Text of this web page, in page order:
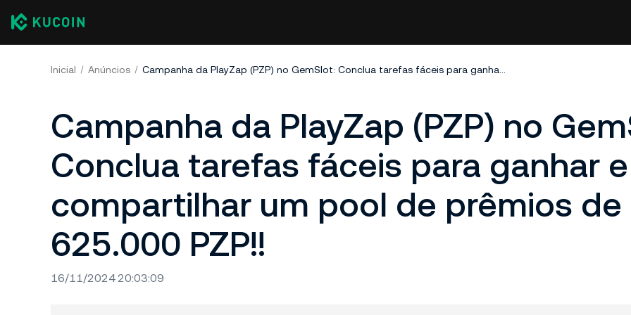
Inicial Anúncios Campanha da PlayZap (PZP) no GemSlot: Conclua tarefas fáceis para ganhar e compartilhar um pool de prêmios de 625.000 PZP!!
Campanha da PlayZap (PZP) no
Conclua tarefas fáceis para ganhar e
compartilhar um pool de prêmios de
625.000 PZP!!
16/11/2024 20:03:09